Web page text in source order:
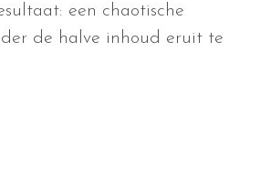
een chaotische
de halve inhoud eruit te